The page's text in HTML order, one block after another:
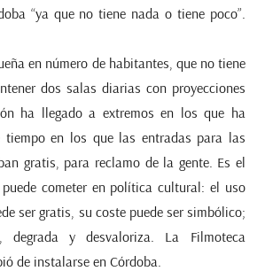
“ya que no tiene nada o tiene poco”.
en número de habitantes, que no tiene
dos salas diarias con proyecciones
ha llegado a extremos en los que ha
tiempo en los que las entradas para las
gratis, para reclamo de la gente. Es el
cometer en política cultural: el uso
ser gratis, su coste puede ser simbólico;
degrada y desvaloriza. La Filmoteca
de instalarse en Córdoba.